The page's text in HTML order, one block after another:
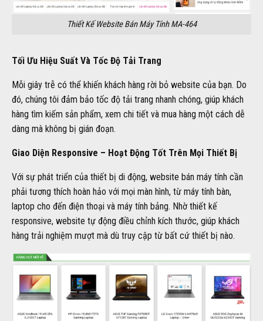
Thiết Kế Website Bán Máy Tính MA-464
Tối Ưu Hiệu Suất Và Tốc Độ Tải Trang
Mỗi giây trễ có thể khiến khách hàng rời bỏ website của bạn. Do
đó, chúng tôi đảm bảo tốc độ tải trang nhanh chóng, giúp khách
hàng tìm kiếm sản phẩm, xem chi tiết và mua hàng một cách dễ
dàng mà không bị gián đoạn.
Giao Diện Responsive – Hoạt Động Tốt Trên Mọi Thiết Bị
Với sự phát triển của thiết bị di động, website bán máy tính cần
phải tương thích hoàn hảo với mọi màn hình, từ máy tính bàn,
laptop cho đến điện thoại và máy tính bảng. Nhờ thiết kế
responsive, website tự động điều chỉnh kích thước, giúp khách
hàng trải nghiệm mượt mà dù truy cập từ bất cứ thiết bị nào.